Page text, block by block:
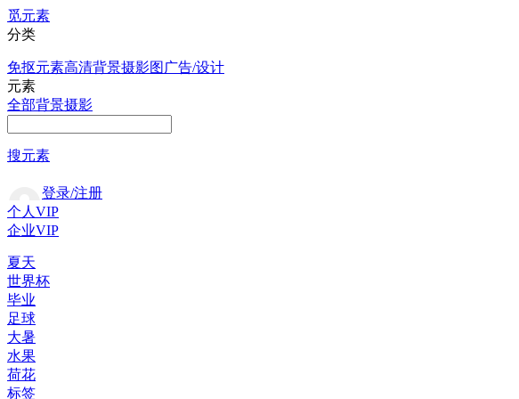
觅元素
分类
免抠元素高清背景摄影图 广告/设计
元素
全部背景摄影
搜元素
登录/注册
个人VIP
企业VIP
夏天
世界杯
毕业
足球
大暑
水果
荷花
标签